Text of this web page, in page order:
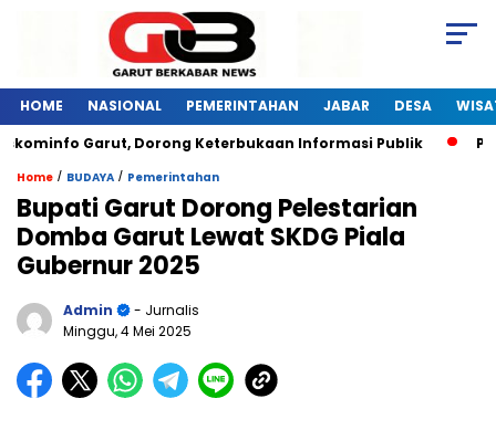
HOME NASIONAL PEMERINTAHAN JABAR DESA
Garut, Dorong Keterbukaan Informasi Publik
Home / BUDAYA / Pemerintahan
Bupati Garut Dorong Pelestarian
Domba Garut Lewat SKDG Piala
Gubernur 2025
Admin
- Jurnalis
Minggu, 4 Mei 2025